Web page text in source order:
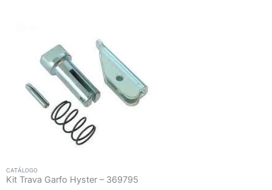
CATÁLOGO
Kit Trava Garfo Hyster – 369795